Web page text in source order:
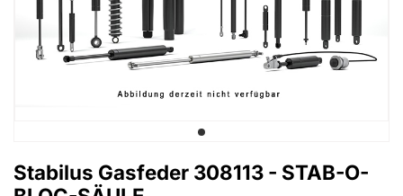
Stabilus Gasfeder 308113 - STAB-O-